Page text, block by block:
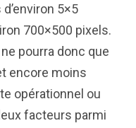
5×5
700×500 pixels.
pourra donc que
encore moins
opérationnel ou
facteurs parmi